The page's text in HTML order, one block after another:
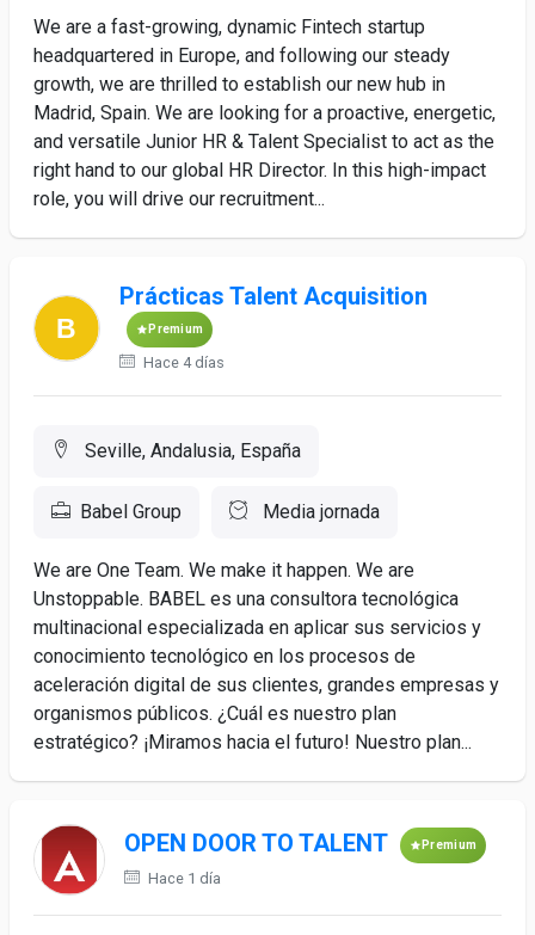
We are a fast-growing, dynamic Fintech startup
headquartered in Europe, and following our steady
growth, we are thrilled to establish our new hub in
Madrid, Spain. We are looking for a proactive, energetic,
and versatile Junior HR & Talent Specialist to act as the
right hand to our global HR Director. In this high-impact
role, you will drive our recruitment...
Prácticas Talent Acquisition
Premium
Hace 4 días
Seville, Andalusia, España
Babel Group Media jornada
We are One Team. We make it happen. We are
Unstoppable. BABEL es una consultora tecnológica
multinacional especializada en aplicar sus servicios y
conocimiento tecnológico en los procesos de
aceleración digital de sus clientes, grandes empresas y
organismos públicos. ¿Cuál es nuestro plan
estratégico? ¡Miramos hacia el futuro! Nuestro plan...
OPEN DOOR TO TALENT Premium
Hace 1 día